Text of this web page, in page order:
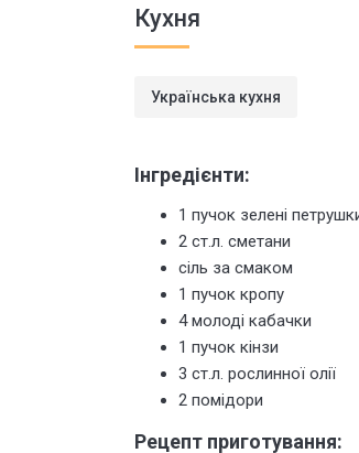
Кухня
Українська кухня
Інгредієнти:
1 пучок зелені
2 ст.л. сметани
сіль за смаком
1 пучок кропу
4 молоді кабачки
1 пучок кінзи
3 ст.л. рослинної олії
2 помідори
Рецепт приготування: